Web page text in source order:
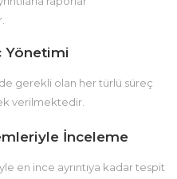
Yönetimi
gerekli olan her türlü süreç
verilmektedir.
İnceleme
en ince ayrıntıya kadar tespit